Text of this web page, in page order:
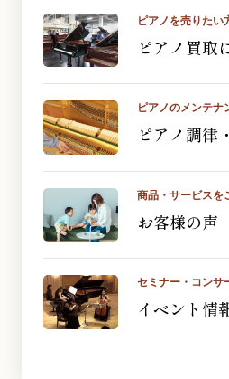
ピアノを売りたい
ピアノ買取
ピアノのメンテナ
ピアノ調律
商品・サービスを
お客様の声
セミナー・コンサ
イベント情